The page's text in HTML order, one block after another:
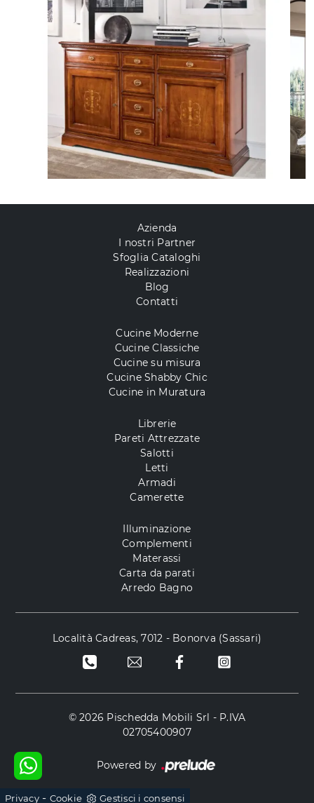
Azienda
I nostri Partner
Sfoglia Cataloghi
Realizzazioni
Blog
Contatti
Cucine Moderne
Cucine Classiche
Cucine su misura
Cucine Shabby Chic
Cucine in Muratura
Librerie
Pareti Attrezzate
Salotti
Letti
Armadi
Camerette
Illuminazione
Complementi
Materassi
Carta da parati
Arredo Bagno
Località Cadreas, 7012 - Bonorva (Sassari)
© 2026 Pischedda Mobili Srl - P.IVA
02705400907
Powered by
Privacy- Cookie Gestisci i consensi